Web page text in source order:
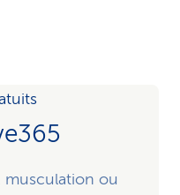
musculation ou